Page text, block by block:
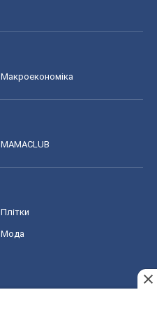
Макроекономіка
MAMACLUB
Плітки
Мода